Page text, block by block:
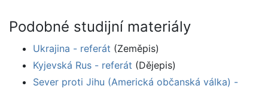
Podobné studijní materiály
Ukrajina - referát (Zeměpis)
Kyjevská Rus - referát (Dějepis)
Sever proti Jihu (Americká občanská válka) -